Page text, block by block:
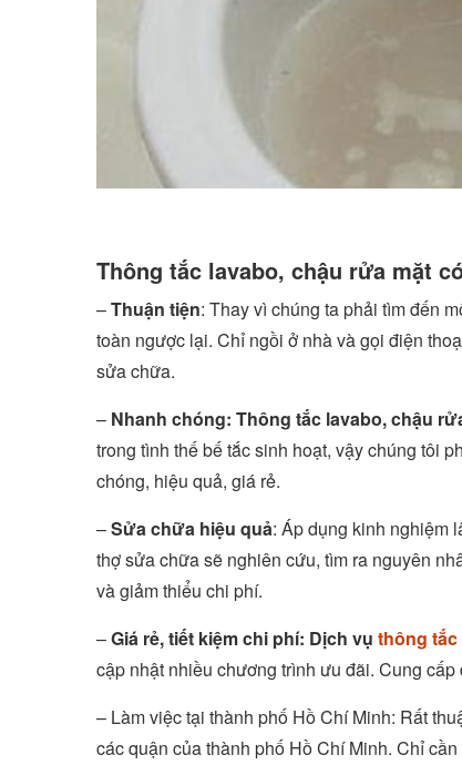
Thông tắc lavabo, chậu rửa mặt
–Thuận tiện: Thay vì chúng ta phải tìm đến
toàn ngược lại. Chỉ ngồi ở nhà và gọi điện
sửa chữa.
– Nhanh chóng: Thông tắc lavabo, chậu
trong tình thế bế tắc sinh hoạt, vậy chúng tôi
chóng, hiệu quả, giá rẻ.
–Sửa chữa hiệu quả: Áp dụng kinh nghiệm
thợ sửa chữa sẽ nghiên cứu, tìm ra nguyên
và giảm thiểu chi phí.
–Giá rẻ, tiết kiệm chi phí: Dịch vụ thông tắc
cập nhật nhiều chương trình ưu đãi. Cung
– Làm việc tại thành phố Hồ Chí Minh: Rất
các quận của thành phố Hồ Chí Minh. Chỉ